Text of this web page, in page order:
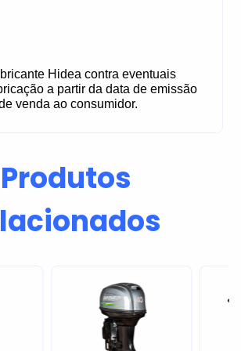
Hidea contra eventuais
a partir da data de emissão
venda ao consumidor.
Produtos